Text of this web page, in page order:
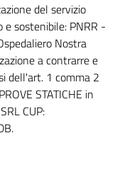
del servizio
e sostenibile: PNRR -
Nostra
a contrarre e
dell'art. 1 comma 2
STATICHE in
CUP: